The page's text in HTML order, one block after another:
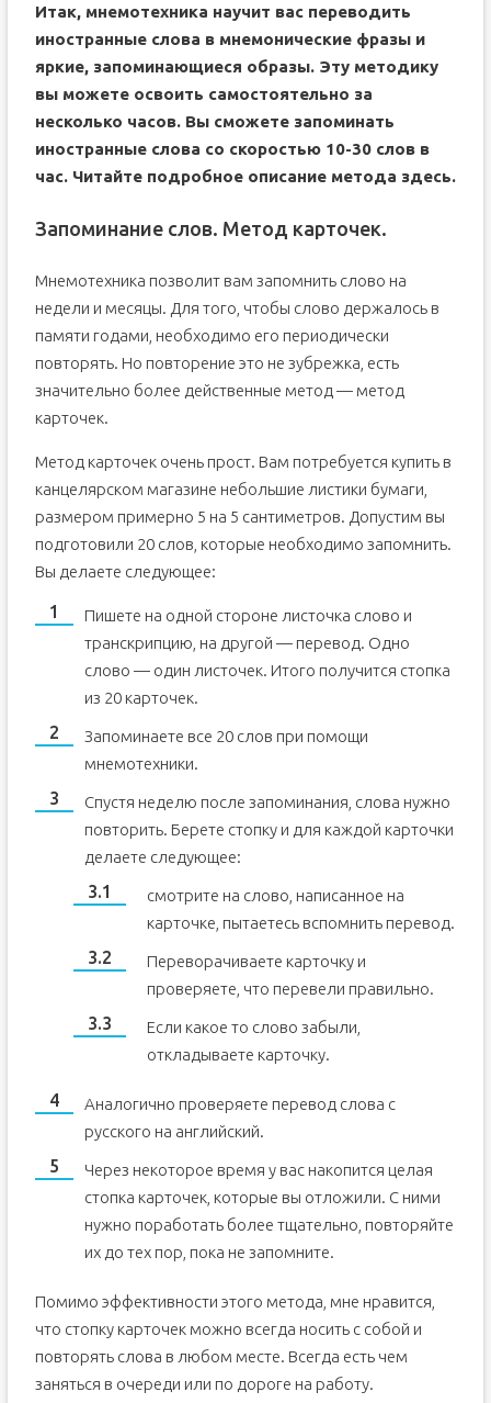
Итак, мнемотехника научит вас переводить
иностранные слова в мнемонические фразы и
яркие, запоминающиеся образы. Эту методику
вы можете освоить самостоятельно за
несколько часов. Вы сможете запоминать
иностранные слова со скоростью 10-30 слов в
час. Читайте подробное описание метода здесь.
Запоминание слов. Метод карточек.
Мнемотехника позволит вам запомнить слово на
недели и месяцы. Для того, чтобы слово держалось в
памяти годами, необходимо его периодически
повторять. Но повторение это не зубрежка, есть
значительно более действенные метод — метод
карточек.
Метод карточек очень прост. Вам потребуется купить в
канцелярском магазине небольшие листики бумаги,
размером примерно 5 на 5 сантиметров. Допустим вы
подготовили 20 слов, которые необходимо запомнить.
Вы делаете следующее:
Пишете на одной стороне листочка слово и
транскрипцию, на другой — перевод. Одно
слово — один листочек. Итого получится стопка
из 20 карточек.
Запоминаете все 20 слов при помощи
мнемотехники.
Спустя неделю после запоминания, слова нужно
повторить. Берете стопку и для каждой карточки
делаете следующее:
смотрите на слово, написанное на
карточке, пытаетесь вспомнить перевод.
Переворачиваете карточку и
проверяете, что перевели правильно.
Если какое то слово забыли,
откладываете карточку.
Аналогично проверяете перевод слова с
русского на английский.
Через некоторое время у вас накопится целая
стопка карточек, которые вы отложили. С ними
нужно поработать более тщательно, повторяйте
их до тех пор, пока не запомните.
Помимо эффективности этого метода, мне нравится,
что стопку карточек можно всегда носить с собой и
повторять слова в любом месте. Всегда есть чем
заняться в очереди или по дороге на работу.